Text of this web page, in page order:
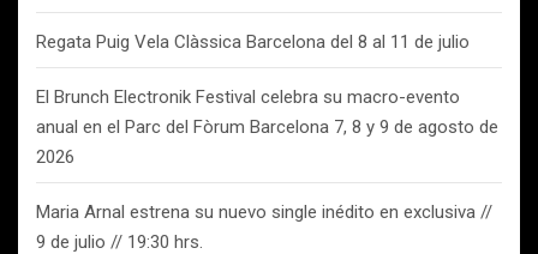
Regata Puig Vela Clàssica Barcelona del 8 al 11 de julio
El Brunch Electronik Festival celebra su macro-evento
anual en el Parc del Fòrum Barcelona 7, 8 y 9 de agosto de
2026
Maria Arnal estrena su nuevo single inédito en exclusiva //
9 de julio // 19:30 hrs.